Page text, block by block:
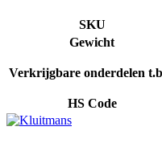
SKU
Gewicht
Verkrijgbare onderdelen
HS Code